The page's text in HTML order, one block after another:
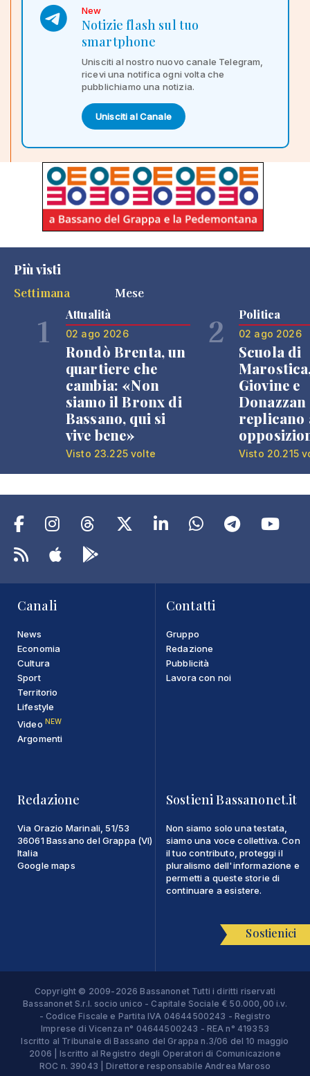
New
Notizie flash sul tuo
smartphone
Unisciti al nostro nuovo canale Telegram,
ricevi una notifica ogni volta che
pubblichiamo una notizia.
Unisciti al Canale
Più visti
Settimana
Mese
1 Attualità
02 ago 2026
Rondò Brenta, un
quartiere che
cambia: «Non
siamo il Bronx di
Bassano, qui si
vive bene»
Visto 23.225 volte
2 Politica
02 ago 2026
Scuola di
Giovine e
Donazzan
replicano
Visto 20.215
Canali
News
Economia
Cultura
Sport
Territorio
Lifestyle
Video NEW
Argomenti
Contatti
Gruppo
Redazione
Pubblicità
Lavora con noi
Redazione
Via Orazio Marinali, 51/53
36061 Bassano del Grappa (VI)
Italia
Google maps
Sostieni Bassanonet.it
Non siamo solo una testata,
siamo una voce collettiva. Con
il tuo contributo, proteggi il
pluralismo dell'informazione e
permetti a queste storie di
continuare a esistere.
Sostienici
Copyright © 2009-2026 Bassanonet Tutti i diritti riservati
Bassanonet S.r.l. socio unico - Capitale Sociale € 50.000,00 i.v.
- Codice Fiscale e Partita IVA 04644500243 - Registro
Imprese di Vicenza n° 04644500243 - REA n° 419353
Iscritto al Tribunale di Bassano del Grappa n.3/06 del 10 maggio
2006 | Iscritto al Registro degli Operatori di Comunicazione
ROC n. 39043 | Direttore responsabile Andrea Maroso